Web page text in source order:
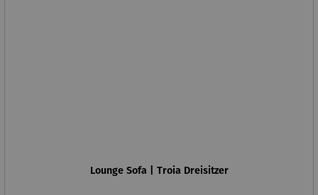
Lounge Sofa | Troia Dreisitzer